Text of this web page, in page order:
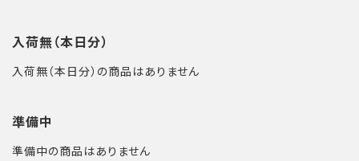
入荷無（本日分）
入荷無（本日分）の商品はありません
準備中
準備中の商品はありません